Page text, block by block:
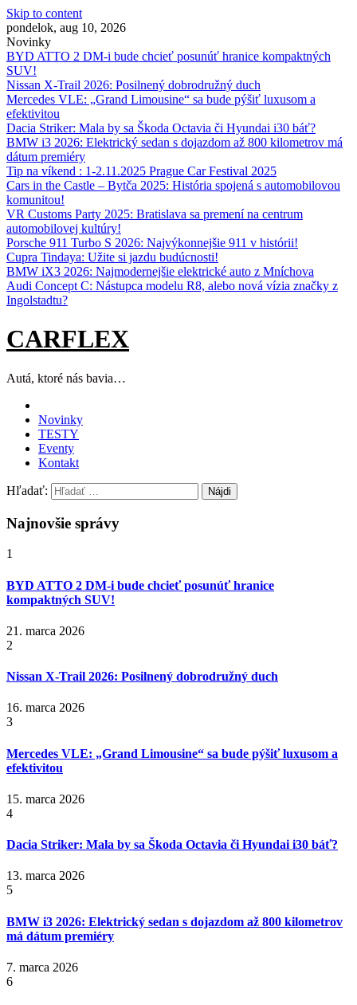
Skip to content
pondelok, aug 10, 2026
Novinky
BYD ATTO 2 DM-i bude chcieť posunúť hranice kompaktných
SUV!
Nissan X‑Trail 2026: Posilnený dobrodružný duch
Mercedes VLE: „Grand Limousine“ sa bude pýšiť luxusom a
efektivitou
Dacia Striker: Mala by sa Škoda Octavia či Hyundai i30 báť?
BMW i3 2026: Elektrický sedan s dojazdom až 800 kilometrov má
dátum premiéry
Tip na víkend : 1-2.11.2025 Prague Car Festival 2025
Cars in the Castle – Bytča 2025: História spojená s automobilovou
komunitou!
VR Customs Party 2025: Bratislava sa premení na centrum
automobilovej kultúry!
Porsche 911 Turbo S 2026: Najvýkonnejšie 911 v histórii!
Cupra Tindaya: Užite si jazdu budúcnosti!
BMW iX3 2026: Najmodernejšie elektrické auto z Mníchova
Audi Concept C: Nástupca modelu R8, alebo nová vízia značky z
Ingolstadtu?
CARFLEX
Autá, ktoré nás bavia…
Novinky
TESTY
Eventy
Kontakt
Hľadať:
Najnovšie správy
1
BYD ATTO 2 DM-i bude chcieť posunúť hranice
kompaktných SUV!
21. marca 2026
2
Nissan X‑Trail 2026: Posilnený dobrodružný duch
16. marca 2026
3
Mercedes VLE: „Grand Limousine“ sa bude pýšiť luxusom a
efektivitou
15. marca 2026
4
Dacia Striker: Mala by sa Škoda Octavia či Hyundai i30 báť?
13. marca 2026
5
BMW i3 2026: Elektrický sedan s dojazdom až 800 kilometrov
má dátum premiéry
7. marca 2026
6